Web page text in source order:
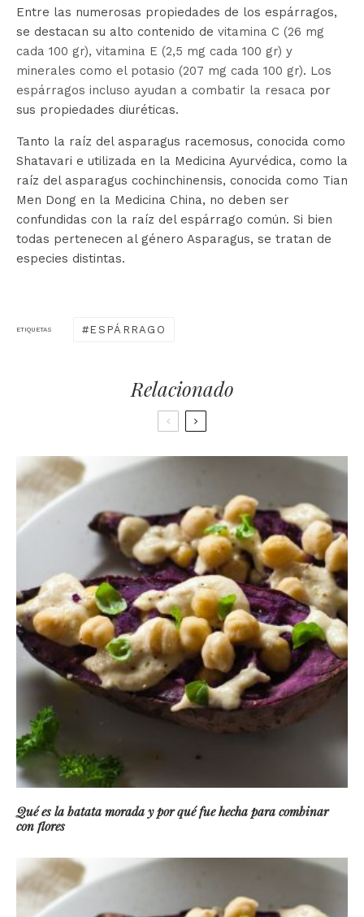
Entre las numerosas propiedades de los espárragos,
se destacan su alto contenido de vitamina C (26 mg
cada 100 gr), vitamina E (2,5 mg cada 100 gr) y
minerales como el potasio (207 mg cada 100 gr). Los
espárragos incluso ayudan a combatir la resaca por
sus propiedades diuréticas.
Tanto la raíz del asparagus racemosus, conocida como
Shatavari e utilizada en la Medicina Ayurvédica, como la
raíz del asparagus cochinchinensis, conocida como Tian
Men Dong en la Medicina China, no deben ser
confundidas con la raíz del espárrago común. Si bien
todas pertenecen al género Asparagus, se tratan de
especies distintas.
ETIQUETAS ESPÁRRAGO
Relacionado
Qué es la batata morada y por qué fue hecha para combinar
con flores